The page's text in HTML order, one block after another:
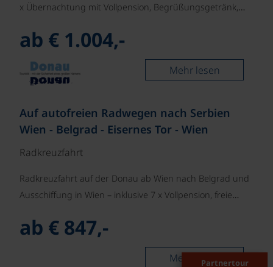
x Übernachtung mit Vollpension, Begrüßungsgetränk,…
ab € 1.004,-
Mehr lesen
Auf autofreien Radwegen nach Serbien
Wien - Belgrad - Eisernes Tor - Wien
Radkreuzfahrt
Radkreuzfahrt auf der Donau ab Wien nach Belgrad und
Ausschiffung in Wien – inklusive 7 x Vollpension, freie…
ab € 847,-
Mehr lesenPartnertour